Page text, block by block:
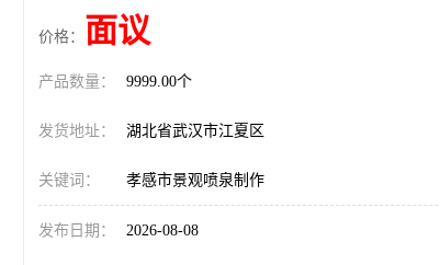
价格： 面议
产品数量： 9999.00个
发货地址： 湖北省武汉市江夏区
关键词： 孝感市景观喷泉制作
发布日期： 2026-08-08